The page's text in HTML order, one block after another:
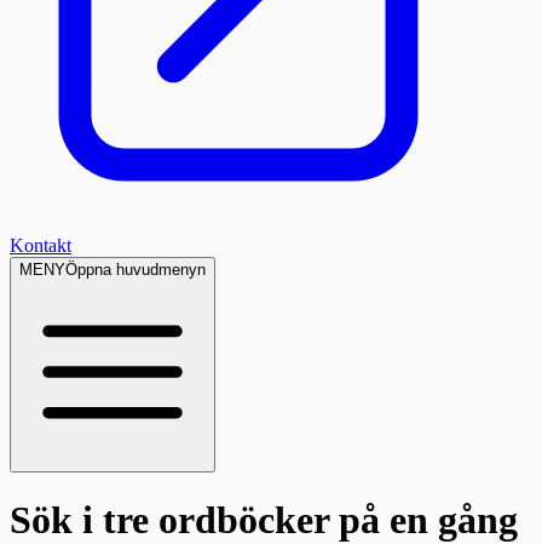
Kontakt
MENYÖppna huvudmenyn
Sök i tre ordböckerpå en gång